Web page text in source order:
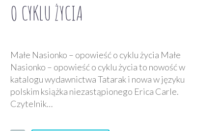
O CYKLU ŻYCIA
Małe Nasionko – opowieść o cyklu życia Małe
Nasionko – opowieść o cyklu życia to nowość w
katalogu wydawnictwa Tatarak i nowa w języku
polskim książka niezastąpionego Erica Carle.
Czytelnik…